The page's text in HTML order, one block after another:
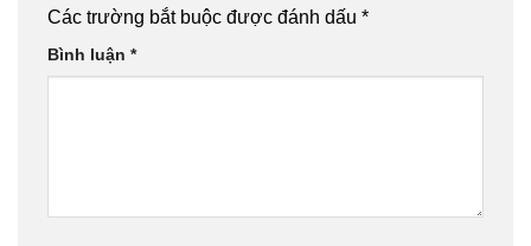
Các trường bắt buộc được đánh dấu *
Bình luận *